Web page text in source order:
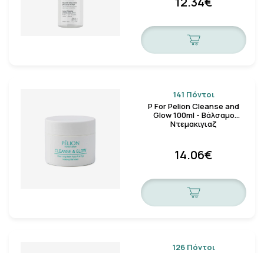
141 Πόντοι
P For Pelion Cleanse and
Glow 100ml - Βάλσαμο
Ντεμακιγιαζ
14.06€
126 Πόντοι